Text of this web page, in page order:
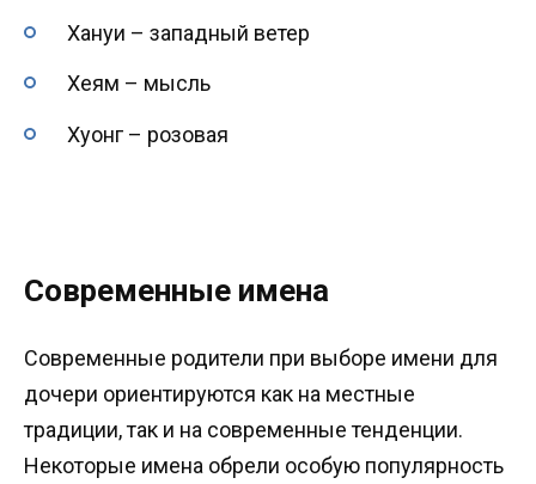
Хануи – западный ветер
Хеям – мысль
Хуонг – розовая
Современные имена
Современные родители при выборе имени для
дочери ориентируются как на местные
традиции, так и на современные тенденции.
Некоторые имена обрели особую популярность